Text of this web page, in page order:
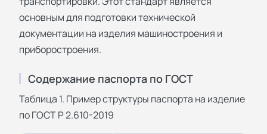
основным для подготовки технической
документации на изделия машиностроения и
приборостроения.
Содержание паспорта по ГОСТ
Таблица 1. Пример структуры паспорта на изделие
по ГОСТ Р 2.610-2019